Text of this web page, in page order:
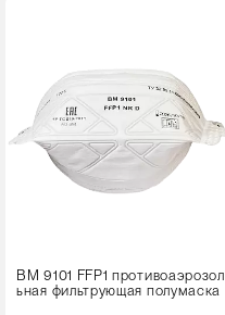
ВМ 9101 FFP1 противоаэрозол
ьная фильтрующая полумаска